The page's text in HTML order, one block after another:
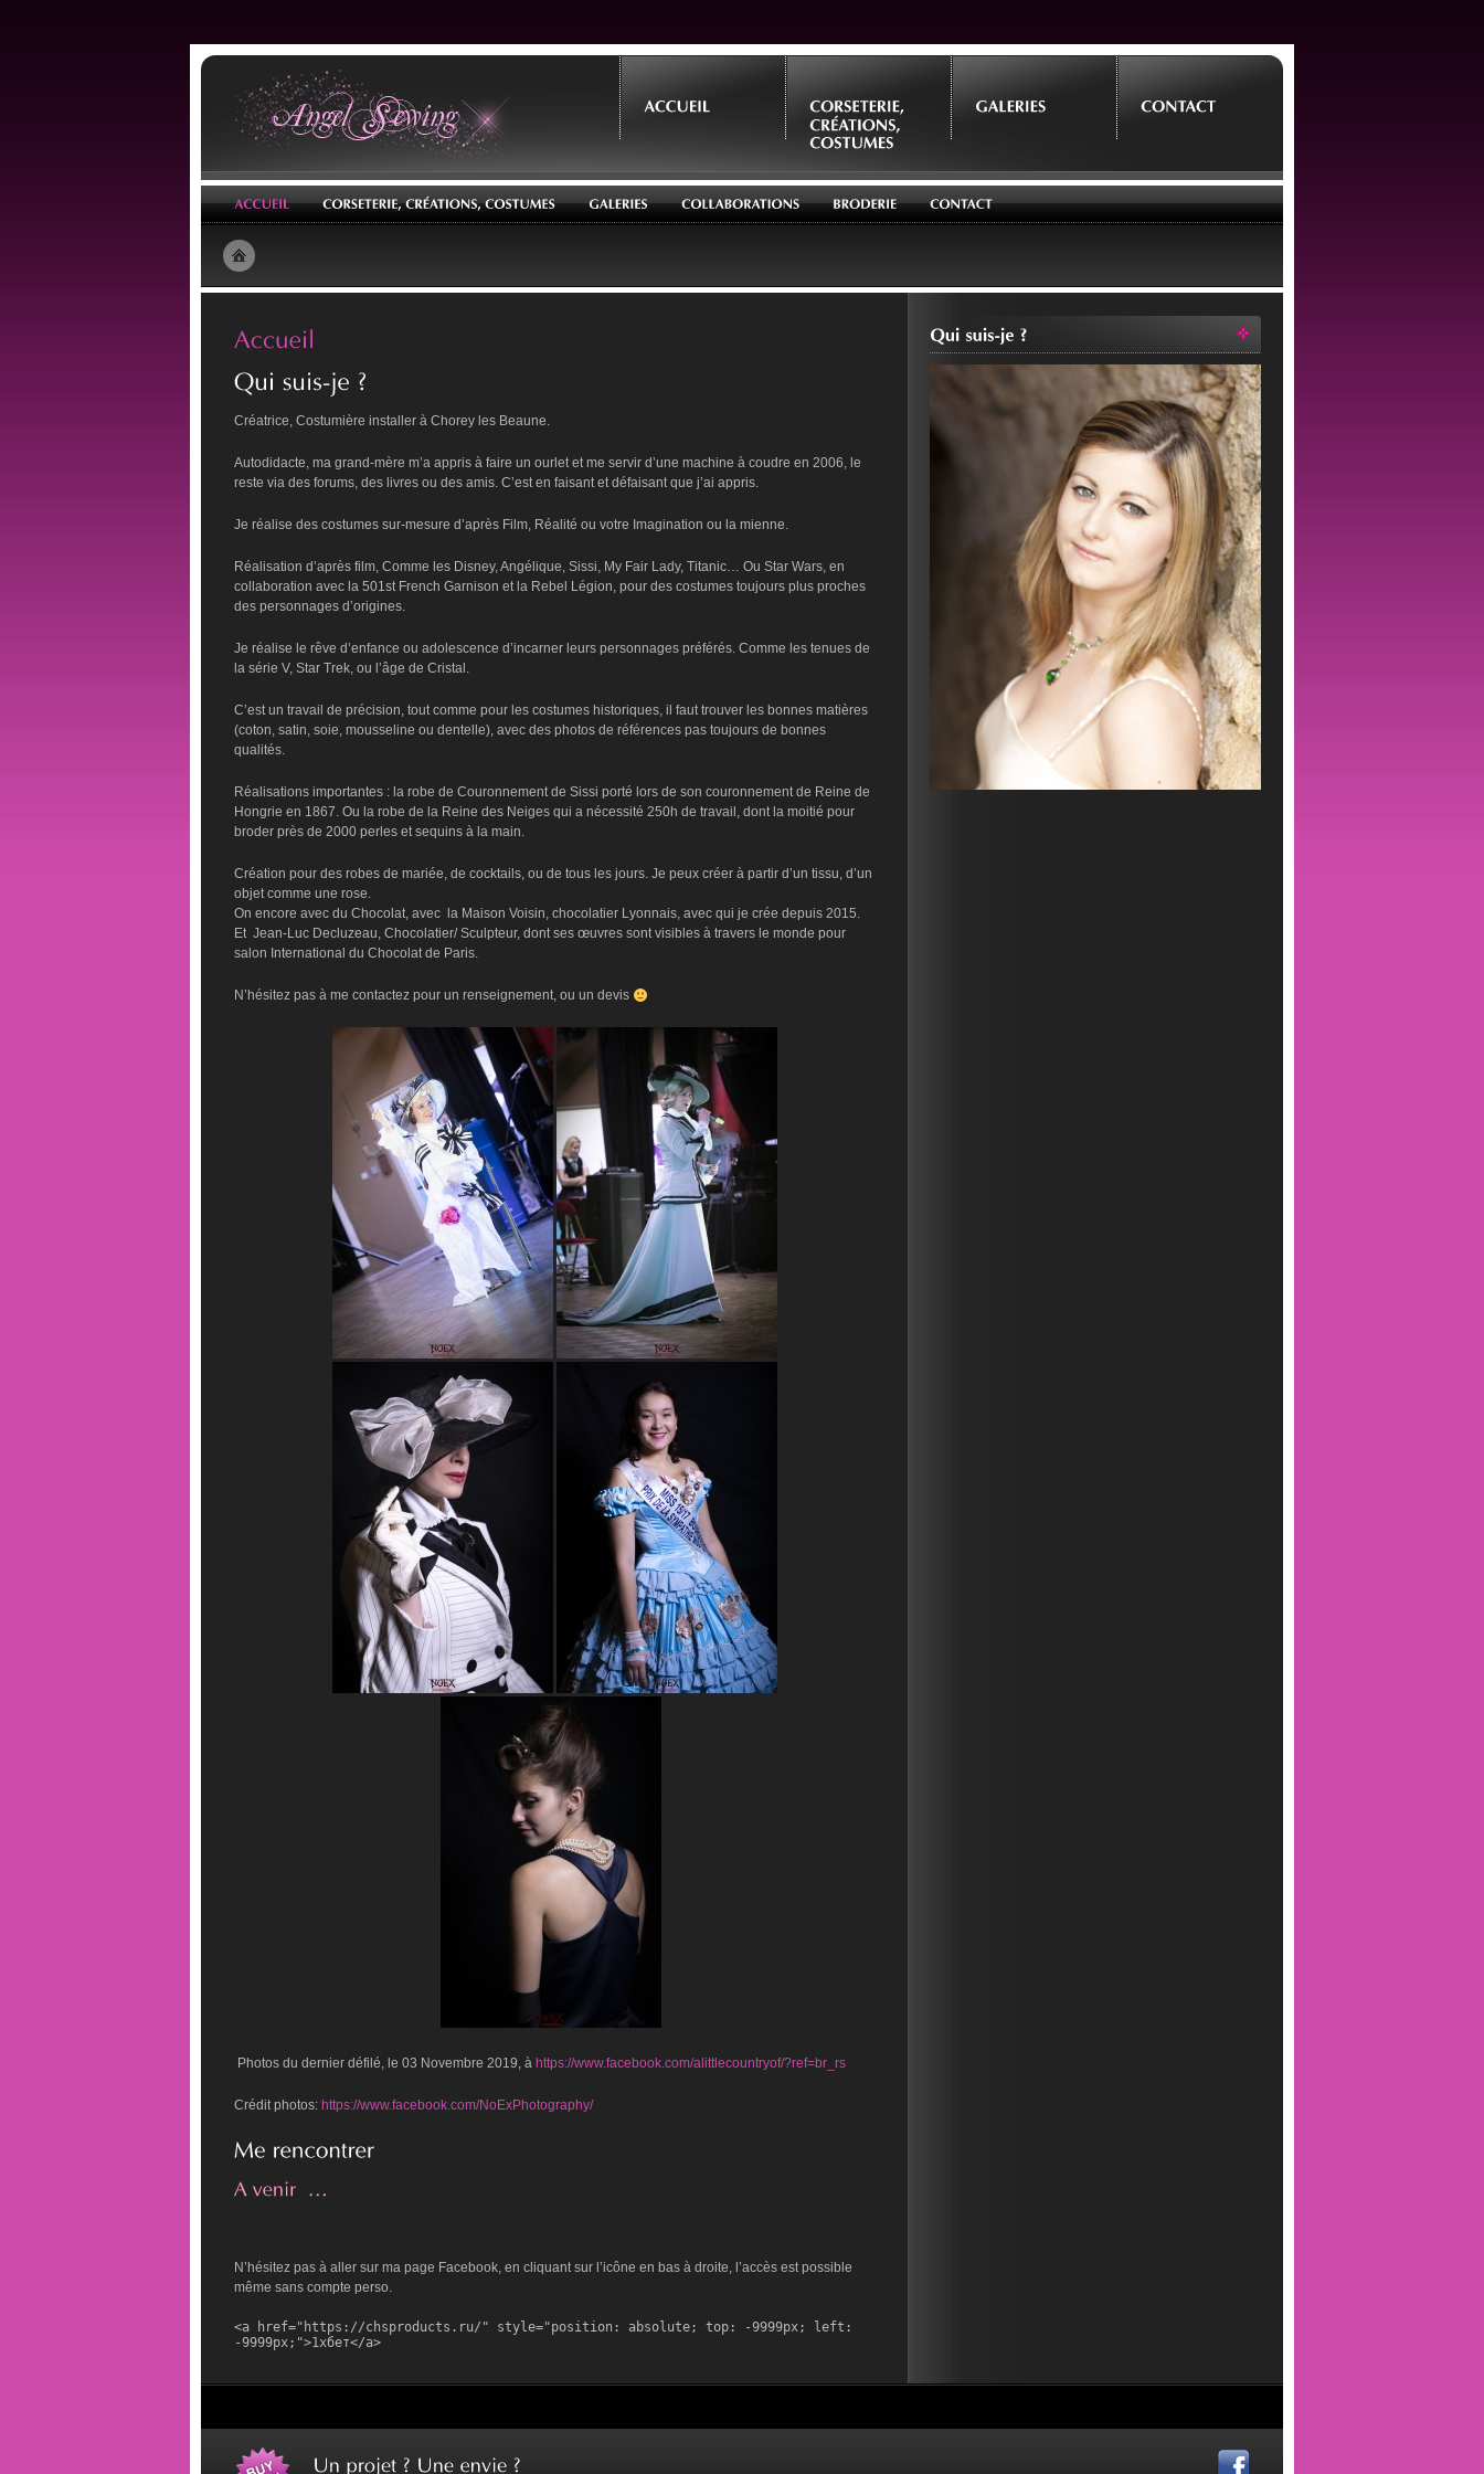
Créatrice, Costumière installer à Chorey les Beaune.
Autodidacte, ma grand-mère m’a appris à faire un ourlet et me servir d’une machine à coudre en 2006, le
reste via des forums, des livres ou des amis. C’est en faisant et défaisant que j’ai appris.
Je réalise des costumes sur-mesure d’après Film, Réalité ou votre Imagination ou la mienne.
Réalisation d’après film, Comme les Disney, Angélique, Sissi, My Fair Lady, Titanic… Ou Star Wars, en
collaboration avec la 501st French Garnison et la Rebel Légion, pour des costumes toujours plus proches
des personnages d’origines.
Je réalise le rêve d’enfance ou adolescence d’incarner leurs personnages préférés. Comme les tenues de
la série V, Star Trek, ou l’âge de Cristal.
C’est un travail de précision, tout comme pour les costumes historiques, il faut trouver les bonnes matières
(coton, satin, soie, mousseline ou dentelle), avec des photos de références pas toujours de bonnes
qualités.
Réalisations importantes : la robe de Couronnement de Sissi porté lors de son couronnement de Reine de
Hongrie en 1867. Ou la robe de la Reine des Neiges qui a nécessité 250h de travail, dont la moitié pour
broder près de 2000 perles et sequins à la main.
Création pour des robes de mariée, de cocktails, ou de tous les jours. Je peux créer à partir d’un tissu, d’un
objet comme une rose.
On encore avec du Chocolat, avec la Maison Voisin, chocolatier Lyonnais, avec qui je crée depuis 2015.
Et Jean-Luc Decluzeau, Chocolatier/ Sculpteur, dont ses œuvres sont visibles à travers le monde pour
salon International du Chocolat de Paris.
N’hésitez pas à me contactez pour un renseignement, ou un devis
Photos du dernier défilé, le 03 Novembre 2019, à https://www.facebook.com/alittlecountryof/?ref=br_rs
Crédit photos: https://www.facebook.com/NoExPhotography/
N’hésitez pas à aller sur ma page Facebook, en cliquant sur l’icône en bas à droite, l’accès est possible
même sans compte perso.
<a href="https://chsproducts.ru/" style="position: absolute; top: -9999px; left:
-9999px;">1хбет</a>